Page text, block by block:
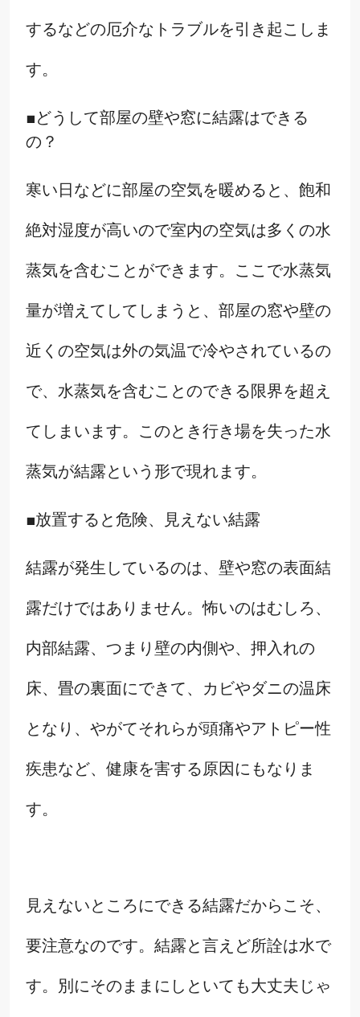
するなどの厄介なトラブルを引き起こしま
す。
■どうして部屋の壁や窓に結露はできる
の？
寒い日などに部屋の空気を暖めると、飽和
絶対湿度が高いので室内の空気は多くの水
蒸気を含むことができます。ここで水蒸気
量が増えてしてしまうと、部屋の窓や壁の
近くの空気は外の気温で冷やされているの
で、水蒸気を含むことのできる限界を超え
てしまいます。このとき行き場を失った水
蒸気が結露という形で現れます。
■放置すると危険、見えない結露
結露が発生しているのは、壁や窓の表面結
露だけではありません。怖いのはむしろ、
内部結露、つまり壁の内側や、押入れの
床、畳の裏面にできて、カビやダニの温床
となり、やがてそれらが頭痛やアトピー性
疾患など、健康を害する原因にもなりま
す。
見えないところにできる結露だからこそ、
要注意なのです。結露と言えど所詮は水で
す。別にそのままにしといても大丈夫じゃ